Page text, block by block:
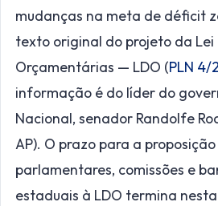
mudanças na meta de déficit
texto original do projeto da Lei
Orçamentárias — LDO (PLN 4/
informação é do líder do
Nacional, senador Randolfe
AP). O prazo para a
parlamentares, comissões e
estaduais à LDO termina